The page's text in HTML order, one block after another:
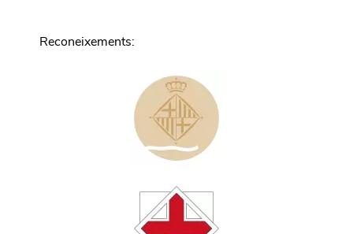
Reconeixements: